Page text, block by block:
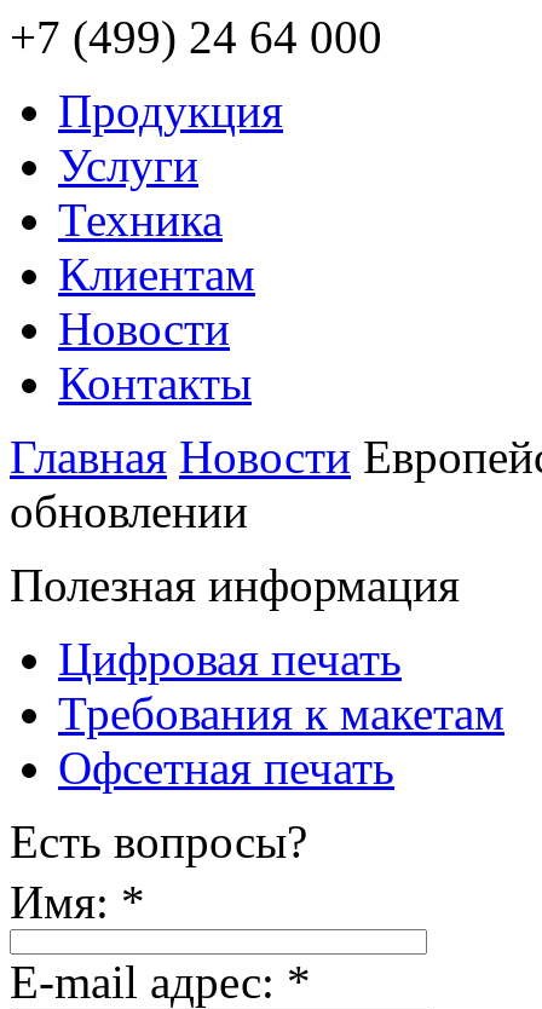
+7 (499) 24 64 000
Продукция
Услуги
Техника
Клиентам
Новости
Контакты
Главная Новости
обновлении
Полезная информация
Цифровая печать
Требования к макетам
Офсетная печать
Есть вопросы?
Имя: *
E-mail адрес: *